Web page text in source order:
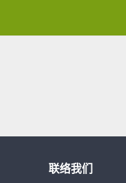
联络我们